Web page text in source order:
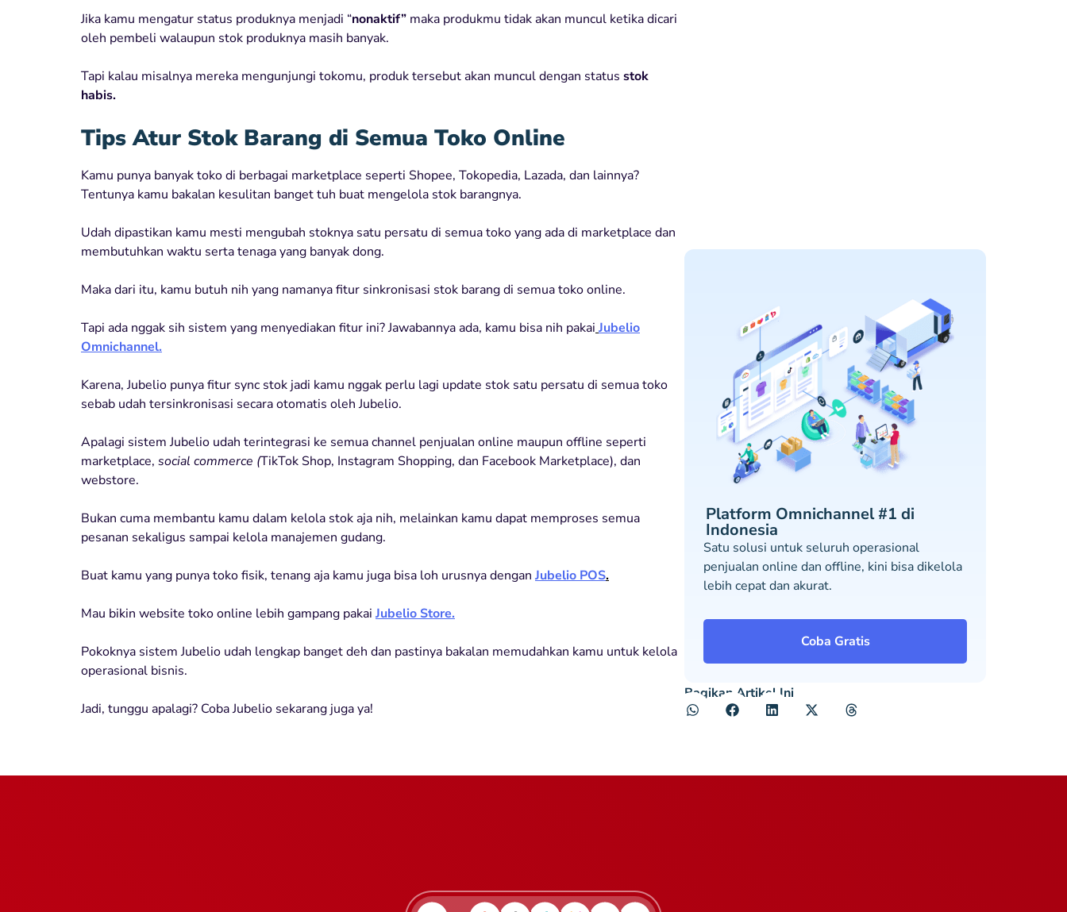
Jika kamu mengatur status produknya menjadi “nonaktif” maka produkmu tidak akan muncul ketika dicari
oleh pembeli walaupun stok produknya masih banyak.
Tapi kalau misalnya mereka mengunjungi tokomu, produk tersebut akan muncul dengan status stok
habis.
Tips Atur Stok Barang di Semua Toko Online
Kamu punya banyak toko di berbagai marketplace seperti Shopee, Tokopedia, Lazada, dan lainnya?
Tentunya kamu bakalan kesulitan banget tuh buat mengelola stok barangnya.
Udah dipastikan kamu mesti mengubah stoknya satu persatu di semua toko yang ada di marketplace dan
membutuhkan waktu serta tenaga yang banyak dong.
Maka dari itu, kamu butuh nih yang namanya fitur sinkronisasi stok barang di semua toko online.
Tapi ada nggak sih sistem yang menyediakan fitur ini? Jawabannya ada, kamu bisa nih pakai Jubelio
Omnichannel.
Karena, Jubelio punya fitur sync stok jadi kamu nggak perlu lagi update stok satu persatu di semua toko
sebab udah tersinkronisasi secara otomatis oleh Jubelio.
Apalagi sistem Jubelio udah terintegrasi ke semua channel penjualan online maupun offline seperti
marketplace, social commerce (TikTok Shop, Instagram Shopping, dan Facebook Marketplace), dan
webstore.
Bukan cuma membantu kamu dalam kelola stok aja nih, melainkan kamu dapat memproses semua
pesanan sekaligus sampai kelola manajemen gudang.
Buat kamu yang punya toko fisik, tenang aja kamu juga bisa loh urusnya dengan Jubelio POS.
Mau bikin website toko online lebih gampang pakai Jubelio Store.
Pokoknya sistem Jubelio udah lengkap banget deh dan pastinya bakalan memudahkan kamu untuk kelola
operasional bisnis.
Jadi, tunggu apalagi? Coba Jubelio sekarang juga ya!
Platform Omnichannel #1 di
Indonesia
Satu solusi untuk seluruh operasional
penjualan online dan offline, kini bisa dikelola
lebih cepat dan akurat.
Coba Gratis
Bagikan Artikel Ini